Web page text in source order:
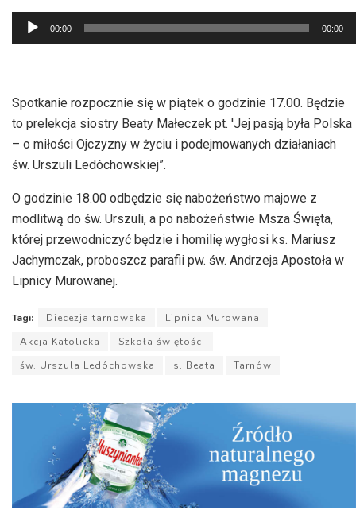
Odtwarzacz
plików
00:00 00:00
Spotkanie rozpocznie się w piątek o godzinie 17.00. Będzie
to prelekcja siostry Beaty Małeczek pt. 'Jej pasją była Polska
– o miłości Ojczyzny w życiu i podejmowanych działaniach
św. Urszuli Ledóchowskiej”.
O godzinie 18.00 odbędzie się nabożeństwo majowe z
modlitwą do św. Urszuli, a po nabożeństwie Msza Święta,
której przewodniczyć będzie i homilię wygłosi ks. Mariusz
Jachymczak, proboszcz parafii pw. św. Andrzeja Apostoła w
Lipnicy Murowanej.
Tagi: Diecezja tarnowska
Lipnica Murowana
Akcja Katolicka
Szkoła świętości
św. Urszula Ledóchowska
s. Beata Tarnów